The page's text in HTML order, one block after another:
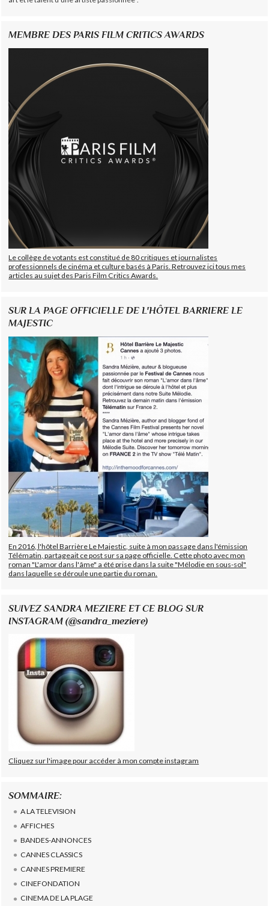
MEMBRE DES PARIS FILM CRITICS AWARDS
Le collège de votants est constitué de 80 critiques et journalistes
professionnels de cinéma et culture basés à Paris. Retrouvez ici tous mes
articles au sujet des Paris Film Critics Awards.
SUR LA PAGE OFFICIELLE DE L'HÔTEL BARRIERE LE
MAJESTIC
En 2016, l'hôtel Barrière Le Majestic, suite à mon passage dans l'émission
Télématin, partageait ce post sur sa page officielle. Cette photo avec mon
roman "L'amor dans l'âme" a été prise dans la suite "Mélodie en sous-sol"
dans laquelle se déroule une partie du roman.
SUIVEZ SANDRA MEZIERE ET CE BLOG SUR
INSTAGRAM (@sandra_meziere)
Cliquez sur l'image pour accéder à mon compte instagram
SOMMAIRE:
A LA TELEVISION
AFFICHES
BANDES-ANNONCES
CANNES CLASSICS
CANNES PREMIERE
CINEFONDATION
CINEMA DE LA PLAGE